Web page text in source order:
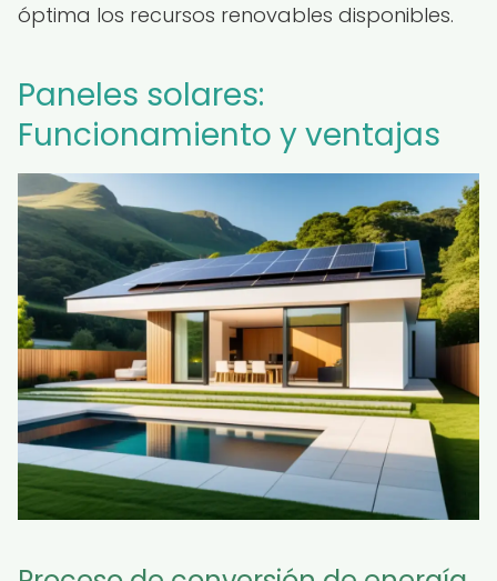
óptima los recursos renovables disponibles.
Paneles solares:
Funcionamiento y ventajas